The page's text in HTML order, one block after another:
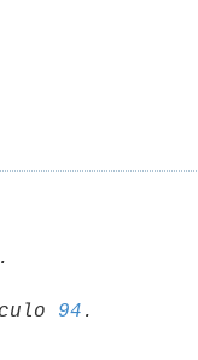
94